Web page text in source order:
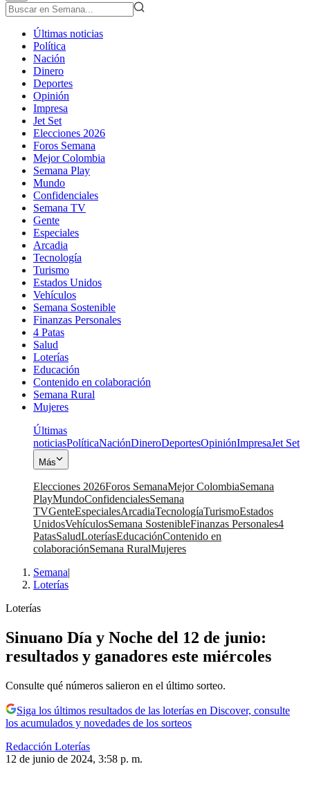
Últimas noticias
Política
Nación
Dinero
Deportes
Opinión
Impresa
Jet Set
Elecciones 2026
Foros Semana
Mejor Colombia
Semana Play
Mundo
Confidenciales
Semana TV
Gente
Especiales
Arcadia
Tecnología
Turismo
Estados Unidos
Vehículos
Semana Sostenible
Finanzas Personales
4 Patas
Salud
Loterías
Educación
Contenido en colaboración
Semana Rural
Mujeres
Últimas
noticiasPolíticaNaciónDineroDeportesOpiniónImpresaJet Set
Más
Elecciones 2026Foros SemanaMejor ColombiaSemana
PlayMundoConfidencialesSemana
TVGenteEspecialesArcadiaTecnologíaTurismoEstados
UnidosVehículosSemana SostenibleFinanzas Personales4
PatasSaludLoteríasEducaciónContenido en
colaboraciónSemana RuralMujeres
Semana|
Loterías
Loterías
Sinuano Día y Noche del 12 de junio:
resultados y ganadores este miércoles
Consulte qué números salieron en el último sorteo.
Siga los últimos resultados de las loterías en Discover, consulte
los acumulados y novedades de los sorteos
Redacción Loterías
12 de junio de 2024, 3:58 p. m.